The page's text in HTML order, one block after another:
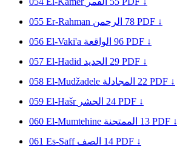
055 Er-Rahman الرحمن 78 PDF ↓
056 El-Vaki'a الواقعة 96 PDF ↓
057 El-Hadid الحديد 29 PDF ↓
058 El-Mudžadele المجادلة 22 PDF ↓
059 El-Hašr الحشر 24 PDF ↓
060 El-Mumtehine الممتحنة 13 PDF ↓
061 Es-Saff الصف 14 PDF ↓